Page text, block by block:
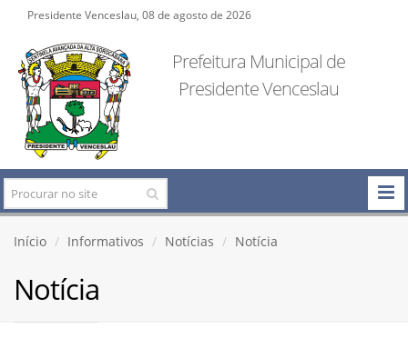
Presidente Venceslau, 08 de agosto de 2026
Prefeitura Municipal de
Presidente Venceslau
Início Informativos Notícias Notícia
Notícia